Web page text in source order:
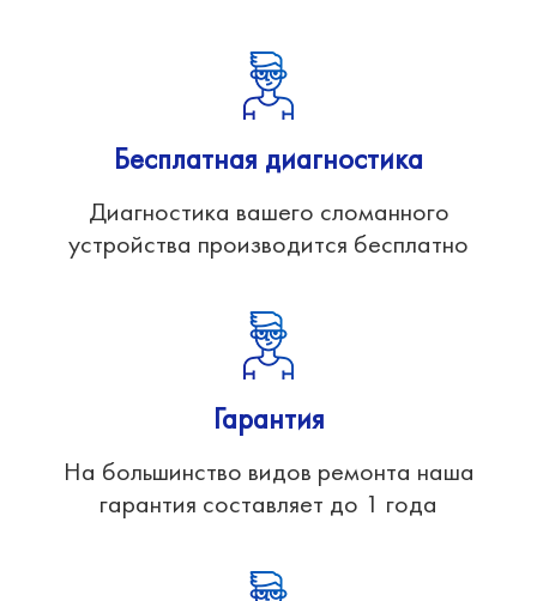
Бесплатная диагностика
Диагностика вашего сломанного
устройства производится бесплатно
Гарантия
На большинство видов ремонта наша
гарантия составляет до 1 года